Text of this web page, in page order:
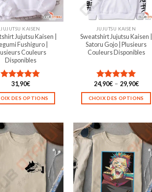
JUJUTSU KAISEN
Jujutsu Kaisen |
Fushiguro |
Couleurs
Disponibles
Note5.00
sur 5
31,90€
DES OPTIONS
plusieurs
variations.
Les
options
JUJUTSU KAISEN
Sweatshirt Jujutsu Kaisen |
Satoru Gojo | Plusieurs
Couleurs Disponibles
Note5.00
sur 5
24,90€ – 29,90€Plage
prix :
CHOIX DES OPTIONS
plusieurs
variations.
Les
options
peuvent
être